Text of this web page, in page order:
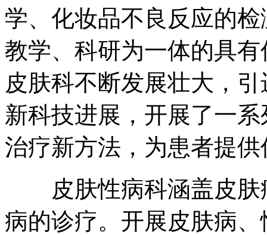
学、化妆品不良反应的
教学、科研为一体的具
皮肤科不断发展壮大，
新科技进展，开展了一
治疗新方法，为患者提
皮肤性病科涵盖皮肤
病的诊疗。开展皮肤病